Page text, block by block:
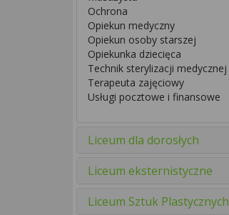
Ochrona
Opiekun medyczny
Opiekun osoby starszej
Opiekunka dziecięca
Technik sterylizacji medycznej
Terapeuta zajęciowy
Usługi pocztowe i finansowe
Liceum dla dorosłych
Liceum eksternistyczne
Liceum Sztuk Plastycznych